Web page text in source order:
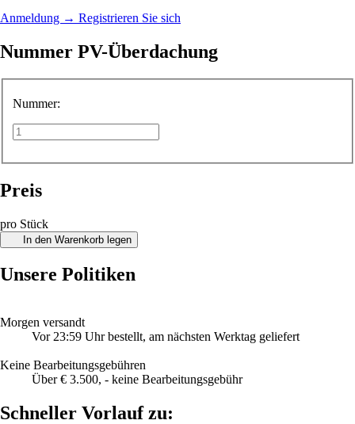
Anmeldung → Registrieren Sie sich
Nummer PV-Überdachung
Nummer:
Preis
pro Stück
In den Warenkorb legen
Unsere Politiken
Morgen versandt
Vor 23:59 Uhr bestellt, am nächsten Werktag geliefert
Keine Bearbeitungsgebühren
Über € 3.500, - keine Bearbeitungsgebühr
Schneller Vorlauf zu: